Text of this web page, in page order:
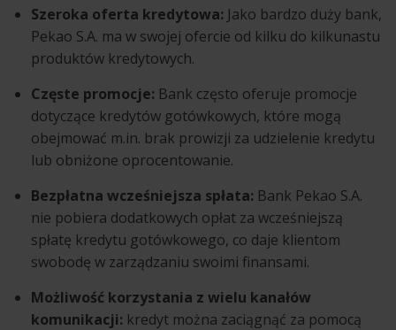
Szeroka oferta kredytowa: Jako bardzo duży bank,
Pekao S.A. ma w swojej ofercie od kilku do kilkunastu
produktów kredytowych.
Częste promocje: Bank często oferuje promocje
dotyczące kredytów gotówkowych, które mogą
obejmować m.in. brak prowizji za udzielenie kredytu
lub obniżone oprocentowanie.
Bezpłatna wcześniejsza spłata: Bank Pekao S.A.
nie pobiera dodatkowych opłat za wcześniejszą
spłatę kredytu gotówkowego, co daje klientom
swobodę w zarządzaniu swoimi finansami.
Możliwość korzystania z wielu kanałów
komunikacji: kredyt można zaciągnąć za pomocą